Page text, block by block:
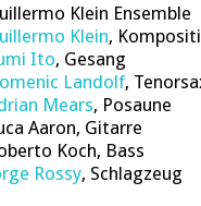
Klein Ensemble
Klein,
Ito, Gesang
Landolf,
Mears, Posaune
Aaron, Gitarre
Koch, Bass
Rossy, Schlagzeug